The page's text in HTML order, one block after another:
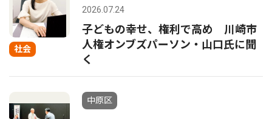
社会
2026.07.24
子どもの幸せ、権利で高め 川崎市
人権オンブズパーソン・山口氏に聞
く
中原区